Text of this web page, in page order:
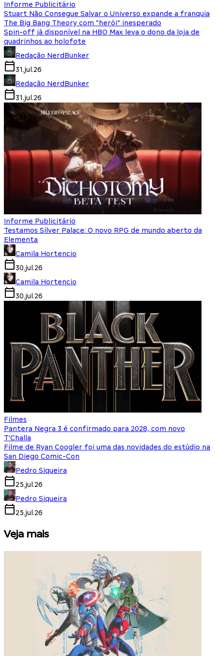
Informe Publicitário
Stuart Não Consegue Salvar o Universo expande a franquia
The Big Bang Theory com “herói” inesperado
Spin-off já disponível na HBO Max leva o dono da loja de
quadrinhos ao holofote
Redação NerdBunker
31.jul.26
Redação NerdBunker
31.jul.26
Informe Publicitário
Testamos Silver Palace: O novo RPG de mundo aberto da
Elementa
Camila Hortencio
30.jul.26
Camila Hortencio
30.jul.26
Filmes
Pantera Negra 3 é confirmado para 2028, com novo
T'Challa
Filme de Ryan Coogler foi uma das novidades do estúdio na
San Diego Comic-Con
Pedro Siqueira
25.jul.26
Pedro Siqueira
25.jul.26
Veja mais